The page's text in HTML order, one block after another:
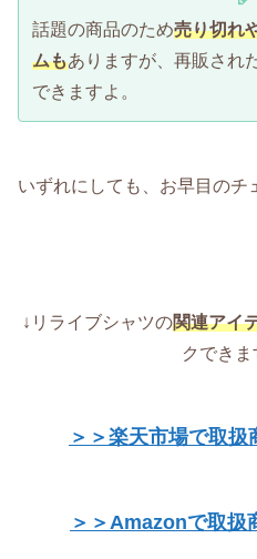
話題の商品のため売り切れ
ムもありますが、再販され
できますよ。
いずれにしても、お早目のチ
↓リライブシャツの関連アイ
クでき
＞＞楽天市場で取
＞＞Amazonで取扱